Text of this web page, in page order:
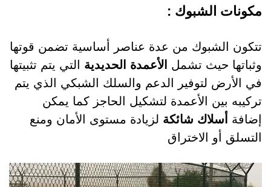
مكونات الشبوك :
تتكون الشبوك من عدة عناصر أساسية تضمن قوتها
وثباتها حيث تشمل الأعمدة الحديدية التي يتم تثبيتها
في الأرض لتوفير الدعم والسلك الشبكي الذي يتم
تركيبه بين الأعمدة لتشكيل الحاجز كما يمكن
إضافة
أسلاك شائكة لزيادة مستوى الأمان ومنع
التسلق أو الاختراق